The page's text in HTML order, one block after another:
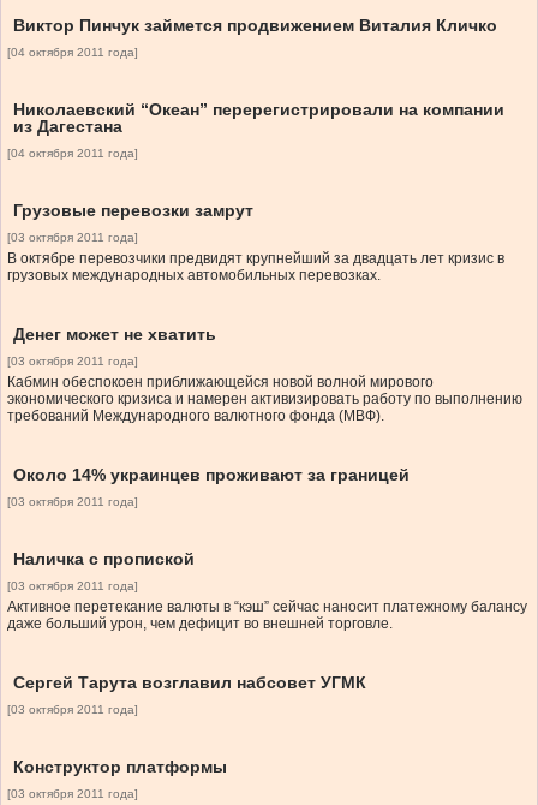
Виктор Пинчук займется продвижением Виталия Кличко
[04 октября 2011 года]
Николаевский “Океан” перерегистрировали на компании
из Дагестана
[04 октября 2011 года]
Грузовые перевозки замрут
[03 октября 2011 года]
В октябре перевозчики предвидят крупнейший за двадцать лет кризис в
грузовых международных автомобильных перевозках.
Денег может не хватить
[03 октября 2011 года]
Кабмин обеспокоен приближающейся новой волной мирового
экономического кризиса и намерен активизировать работу по выполнению
требований Международного валютного фонда (МВФ).
Около 14% украинцев проживают за границей
[03 октября 2011 года]
Наличка с пропиской
[03 октября 2011 года]
Активное перетекание валюты в “кэш” сейчас наносит платежному балансу
даже больший урон, чем дефицит во внешней торговле.
Сергей Тарута возглавил набсовет УГМК
[03 октября 2011 года]
Конструктор платформы
[03 октября 2011 года]